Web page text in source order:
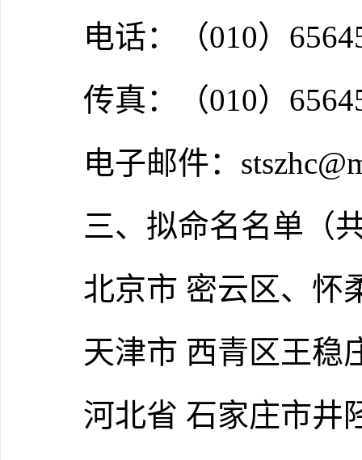
电话：（010）
传真：（010）
电子邮件：
三、拟命名名单（共
北京市 密云区、怀
天津市 西青区王稳
河北省 石家庄市井